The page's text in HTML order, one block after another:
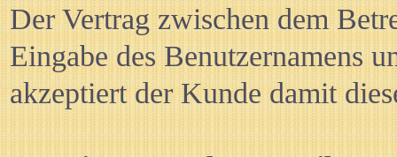
Der Vertrag zwischen dem
Eingabe des Benutzernamens
akzeptiert der Kunde damit